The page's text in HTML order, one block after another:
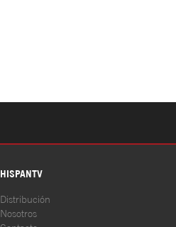
HISPANTV
Distribución
Nosotros